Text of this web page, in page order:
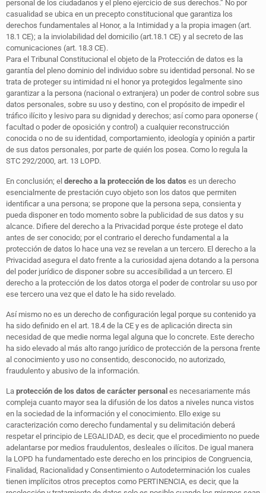
personal de los ciudadanos y el pleno ejercicio de sus derechos.” No por
casualidad se ubica en un precepto constitucional que garantiza los
derechos fundamentales al Honor, a la Intimidad y a la propia imagen (art.
18.1 CE); a la inviolabilidad del domicilio (art.18.1 CE) y al secreto de las
comunicaciones (art. 18.3 CE).
Para el Tribunal Constitucional el objeto de la Protección de datos es la
garantía del pleno dominio del individuo sobre su identidad personal. No se
trata de proteger su intimidad ni el honor ya protegidos legalmente sino
garantizar a la persona (nacional o extranjera) un poder de control sobre sus
datos personales, sobre su uso y destino, con el propósito de impedir el
tráfico ilícito y lesivo para su dignidad y derechos; así como para oponerse (
facultad o poder de oposición y control) a cualquier reconstrucción
conocida o no de su identidad, comportamiento, ideología y opinión a partir
de sus datos personales, por parte de quién los posea. Como lo regula la
STC 292/2000, art. 13 LOPD.
En conclusión; el derecho a la protección de los datos es un derecho
esencialmente de prestación cuyo objeto son los datos que permiten
identificar a una persona; se propone que la persona sepa, consienta y
pueda disponer en todo momento sobre la publicidad de sus datos y su
alcance. Difiere del derecho a la Privacidad porque éste protege el dato
antes de ser conocido; por el contrario el derecho fundamental a la
protección de datos lo hace una vez se revelan a un tercero. El derecho a la
Privacidad asegura el dato frente a la curiosidad ajena dotando a la persona
del poder jurídico de disponer sobre su accesibilidad a un tercero. El
derecho a la protección de los datos otorga el poder de controlar su uso por
ese tercero una vez que el dato le ha sido revelado.
Así mismo no es un derecho de configuración legal porque su contenido ya
ha sido definido en el art. 18.4 de la CE y es de aplicación directa sin
necesidad de que medie norma legal alguna que lo concrete. Este derecho
ha sido elevado al más alto rango jurídico de protección de la persona frente
al conocimiento y uso no consentido, desconocido, no autorizado,
fraudulento y abusivo de la información.
La protección de los datos de carácter personal es necesariamente más
compleja cuanto mayor sea la difusión de los datos a niveles nunca vistos
en la sociedad de la información y el conocimiento. Ello exige su
caracterización como derecho fundamental y su delimitación deberá
respetar el principio de LEGALIDAD, es decir, que el procedimiento no puede
adelantarse por medios fraudulentos, desleales o ilícitos. De igual manera
la LOPD ha fundamentado este derecho en los principios de Congruencia,
Finalidad, Racionalidad y Consentimiento o Autodeterminación los cuales
tienen implícitos otros preceptos como PERTINENCIA, es decir, que la